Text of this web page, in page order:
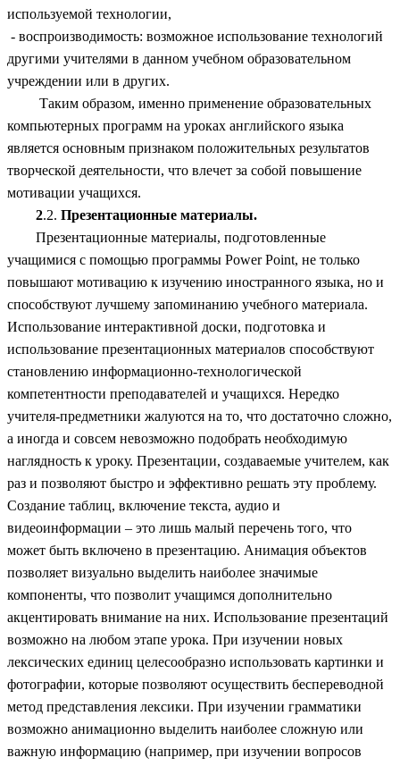
используемой технологии,
- воспроизводимость: возможное использование технологий
другими учителями в данном учебном образовательном
учреждении или в других.
Таким образом, именно применение образовательных
компьютерных программ на уроках английского языка
является основным признаком положительных результатов
творческой деятельности, что влечет за собой повышение
мотивации учащихся.
2.2. Презентационные материалы.
Презентационные материалы, подготовленные
учащимися с помощью программы Power Point, не только
повышают мотивацию к изучению иностранного языка, но и
способствуют лучшему запоминанию учебного материала.
Использование интерактивной доски, подготовка и
использование презентационных материалов способствуют
становлению информационно-технологической
компетентности преподавателей и учащихся. Нередко
учителя-предметники жалуются на то, что достаточно сложно,
а иногда и совсем невозможно подобрать необходимую
наглядность к уроку. Презентации, создаваемые учителем, как
раз и позволяют быстро и эффективно решать эту проблему.
Создание таблиц, включение текста, аудио и
видеоинформации – это лишь малый перечень того, что
может быть включено в презентацию. Анимация объектов
позволяет визуально выделить наиболее значимые
компоненты, что позволит учащимся дополнительно
акцентировать внимание на них. Использование презентаций
возможно на любом этапе урока. При изучении новых
лексических единиц целесообразно использовать картинки и
фотографии, которые позволяют осуществить беспереводной
метод представления лексики. При изучении грамматики
возможно анимационно выделить наиболее сложную или
важную информацию (например, при изучении вопросов